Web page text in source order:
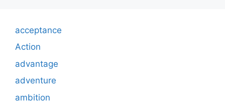
acceptance
Action
advantage
adventure
ambition